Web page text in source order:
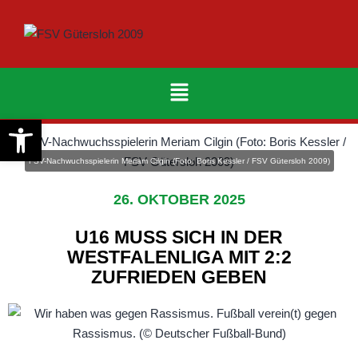
FSV-Nachwuchsspielerin Meriam Cilgin (Foto: Boris Kessler / FSV Gütersloh 2009)
26. OKTOBER 2025
U16 MUSS SICH IN DER
WESTFALENLIGA MIT 2:2
ZUFRIEDEN GEBEN
Werkzeugleiste öffnen